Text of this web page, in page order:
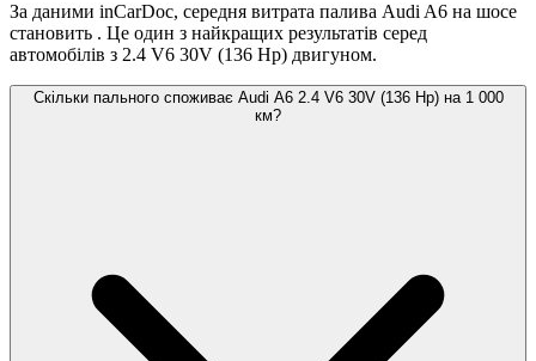
За даними inCarDoc, середня витрата палива Audi A6 на шосе
становить . Це один з найкращих результатів серед
автомобілів з 2.4 V6 30V (136 Hp) двигуном.
Скільки пального споживає Audi A6 2.4 V6 30V (136 Hp) на 1 000
км?